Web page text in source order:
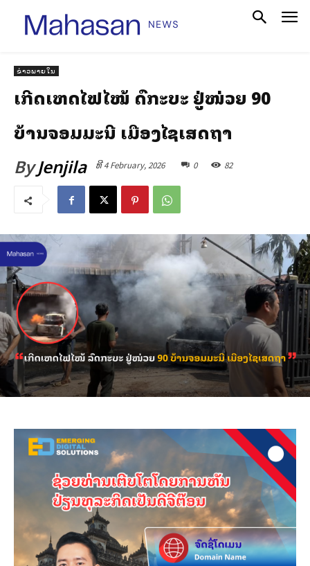
ຂ່າວພາຍໃນ
ເກີດເຫດໄຟໄໝ້ ລົດກະບະ ຢູ່ໜ່ວຍ 90
ບ້ານຈອມມະນີ ເມືອງໄຊເສດຖາ
ByJenjila ທີ 4 February, 2026 0 82